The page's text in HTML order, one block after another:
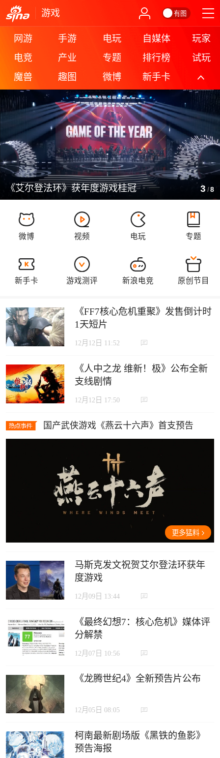
游戏 有图
网游 手游 电玩 自媒体
玩家
电竞
产业 专题 排行榜
试玩
魔兽
趣图 微博 新手卡 更多
《艾尔登法环》获年度游戏桂冠 3 /8
《FF7核心危机重聚》发售倒计时
1天短片
12月12日 11:52
《人中之龙 维新！极》公布全新
支线剧情
12月12日 17:50
国产武侠游戏《燕云十六声》首支预告
更多猛料
马斯克发文祝贺艾尔登法环获年
度游戏
12月09日 13:44
《最终幻想7：核心危机》媒体评
分解禁
12月07日 10:56
《龙腾世纪4》全新预告片公布
12月05日 08:05
柯南最新剧场版《黑铁的鱼影》
预告海报